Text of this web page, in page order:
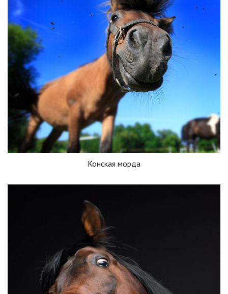
Конская морда